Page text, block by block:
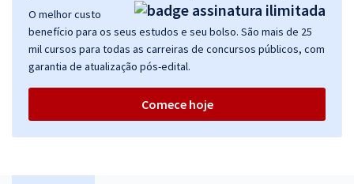
O melhor custo
benefício para os seus estudos e seu bolso. São mais de 25
mil cursos para todas as carreiras de concursos públicos, com
garantia de atualização pós-edital.
Comece hoje